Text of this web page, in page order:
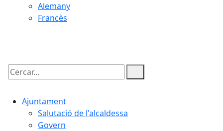
Alemany
Francès
Cercar:
Ajuntament
Salutació de l'alcaldessa
Govern